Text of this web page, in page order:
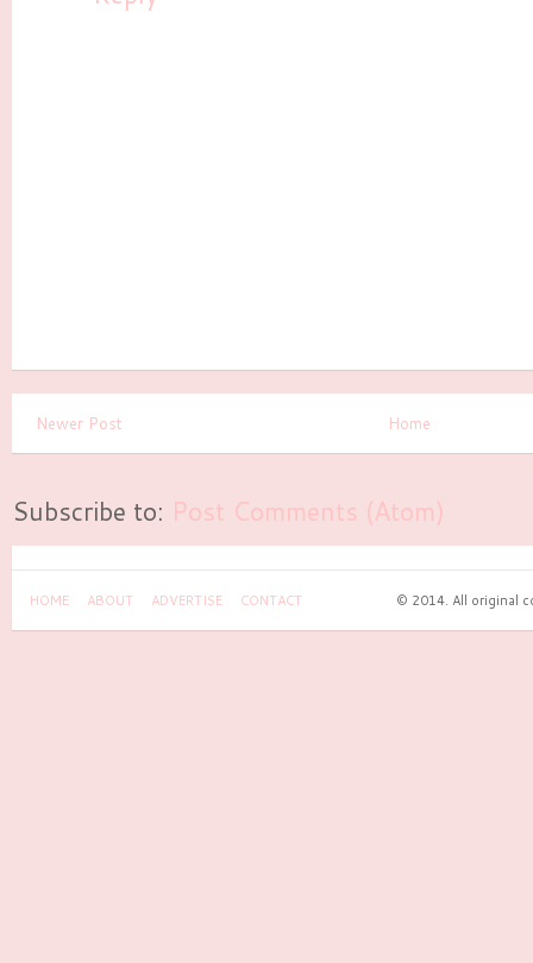
Newer Post Home
Subscribe to: Post Comments (Atom)
HOME ABOUT ADVERTISE CONTACT © 2014. All original